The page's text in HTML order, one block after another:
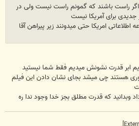
اگر راست باشند که گمونم راست نیست ولی در
برای آمریکا نیست
امریکا حتی میدونند زیر پیراهن آقا
ابر قدرت نشونش میدیم فقط شما نیستید
هستند چی میشد بجای نشان دادن این فیلم
که قدرت مطلق بجز خدا وجود ندا ره